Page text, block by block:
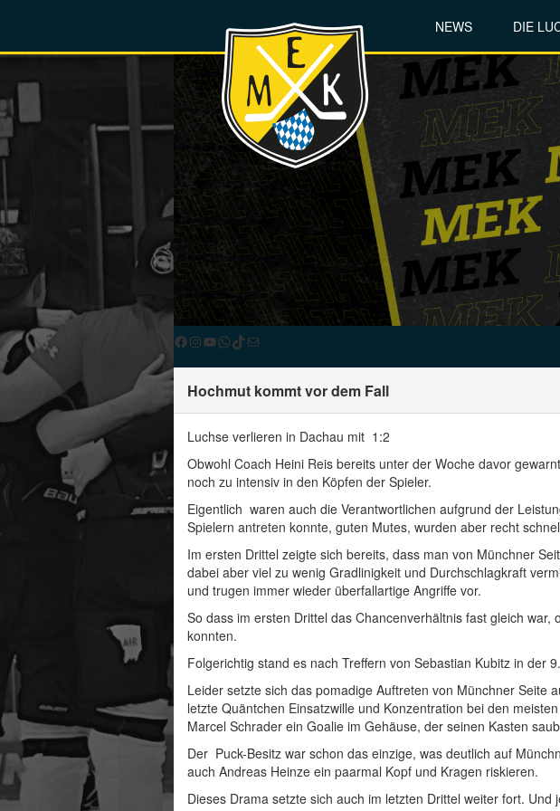
NEWS DIE
Facebook
Instagram
YouTube
WhatsApp
TikTok
E-Mail
Hochmut kommt vor dem Fall
Luchse verlieren in Dachau mit 1:2
Obwohl Coach Heini Reis bereits unter der Woche davor
noch zu intensiv in den Köpfen der Spieler.
Eigentlich waren auch die Verantwortlichen aufgrund der
Spielern antreten konnte, guten Mutes, wurden aber recht
Im ersten Drittel zeigte sich bereits, dass man von Münchner
dabei aber viel zu wenig Gradlinigkeit und Durchschlagkraft
und trugen immer wieder überfallartige Angriffe vor.
So dass im ersten Drittel das Chancenverhältnis fast gleich
konnten.
Folgerichtig stand es nach Treffern von Sebastian Kubitz in der
Leider setzte sich das pomadige Auftreten von Münchner
letzte Quäntchen Einsatzwille und Konzentration bei den
Marcel Schrader ein Goalie im Gehäuse, der seinen Kasten
Der Puck-Besitz war schon das einzige, was deutlich auf
auch Andreas Heinze ein paarmal Kopf und Kragen riskieren.
Dieses Drama setzte sich auch im letzten Drittel weiter fort.